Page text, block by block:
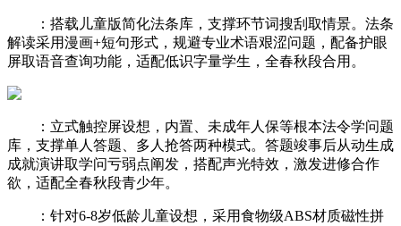
：搭载儿童版简化法条库，支撑环节词搜刮取情景。法条
解读采用漫画+短句形式，规避专业术语艰涩问题，配备护眼
屏取语音查询功能，适配低识字量学生，全春秋段合用。
：立式触控屏设想，内置、未成年人保等根本法令学问题
库，支撑单人答题、多人抢答两种模式。答题竣事后从动生成
成就演讲取学问亏弱点阐发，搭配声光特效，激发进修合作
欲，适配全春秋段青少年。
：针对6-8岁低龄儿童设想，采用食物级ABS材质磁性拼